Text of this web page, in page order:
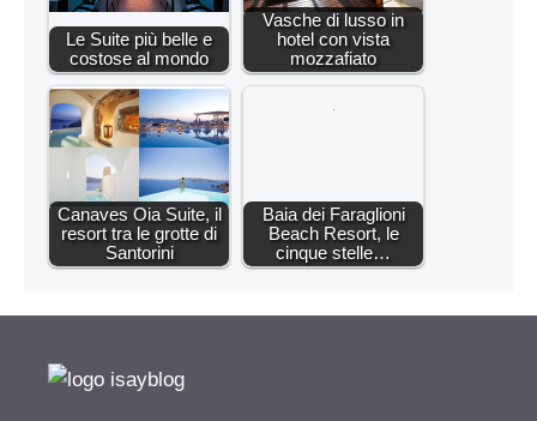
Le Suite più belle e
costose al mondo
Vasche di lusso in
hotel con vista
mozzafiato
Canaves Oia Suite, il
resort tra le grotte di
Santorini
Baia dei Faraglioni
Beach Resort, le
cinque stelle…